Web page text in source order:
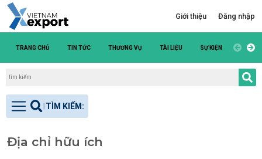
Giới thiệu Đăng nhập
TRANG CHỦ TIN TỨC THƯƠNG VỤ TÀI LIỆU SỰ KIỆN DANH
Địa chỉ hữu ích